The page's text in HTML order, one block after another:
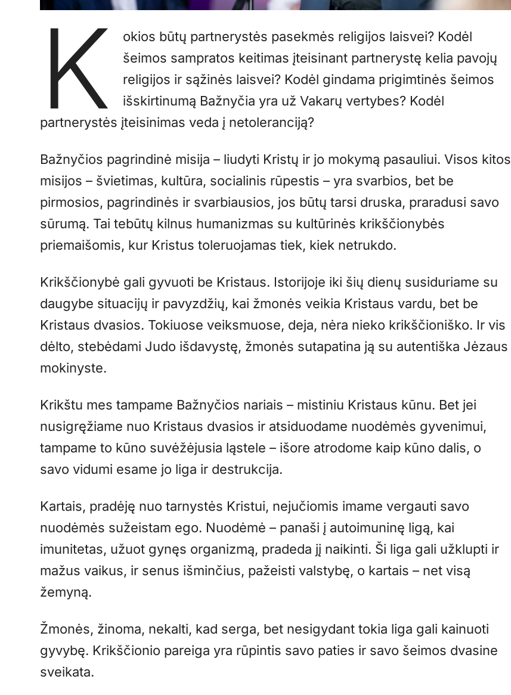
K
okios būtų partnerystės pasekmės religijos laisvei? Kodėl
šeimos sampratos keitimas įteisinant partnerystę kelia pavojų
religijos ir sąžinės laisvei? Kodėl gindama prigimtinės šeimos
išskirtinumą Bažnyčia yra už Vakarų vertybes? Kodėl
partnerystės įteisinimas veda į netoleranciją?
Bažnyčios pagrindinė misija – liudyti Kristų ir jo mokymą pasauliui. Visos kitos
misijos – švietimas, kultūra, socialinis rūpestis – yra svarbios, bet be
pirmosios, pagrindinės ir svarbiausios, jos būtų tarsi druska, praradusi savo
sūrumą. Tai tebūtų kilnus humanizmas su kultūrinės krikščionybės
priemaišomis, kur Kristus toleruojamas tiek, kiek netrukdo.
Krikščionybė gali gyvuoti be Kristaus. Istorijoje iki šių dienų susiduriame su
daugybe situacijų ir pavyzdžių, kai žmonės veikia Kristaus vardu, bet be
Kristaus dvasios. Tokiuose veiksmuose, deja, nėra nieko krikščioniško. Ir vis
dėlto, stebėdami Judo išdavystę, žmonės sutapatina ją su autentiška Jėzaus
mokinyste.
Krikštu mes tampame Bažnyčios nariais – mistiniu Kristaus kūnu. Bet jei
nusigręžiame nuo Kristaus dvasios ir atsiduodame nuodėmės gyvenimui,
tampame to kūno suvėžėjusia ląstele – išore atrodome kaip kūno dalis, o
savo vidumi esame jo liga ir destrukcija.
Kartais, pradėję nuo tarnystės Kristui, nejučiomis imame vergauti savo
nuodėmės sužeistam ego. Nuodėmė – panaši į autoimuninę ligą, kai
imunitetas, užuot gynęs organizmą, pradeda jį naikinti. Ši liga gali užklupti ir
mažus vaikus, ir senus išminčius, pažeisti valstybę, o kartais – net visą
žemyną.
Žmonės, žinoma, nekalti, kad serga, bet nesigydant tokia liga gali kainuoti
gyvybę. Krikščionio pareiga yra rūpintis savo paties ir savo šeimos dvasine
sveikata.